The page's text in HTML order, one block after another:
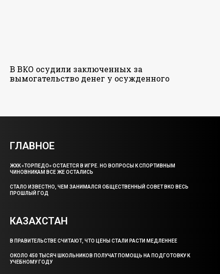
В ВКО осудили заключенных за
вымогательство денег у осужденного
ГЛАВНОЕ
ЖХК «ТОРПЕДО» ОСТАЕТСЯ В ИГРЕ. НО ВОПРОСЫ К СПОРТИВНЫМ
ЧИНОВНИКАМ ВСЕ ЖЕ ОСТАЛИСЬ
СТАЛО ИЗВЕСТНО, ЧЕМ ЗАНИМАЛСЯ ОБЩЕСТВЕННЫЙ СОВЕТ ВКО ВЕСЬ
ПРОШЛЫЙ ГОД
КАЗАХСТАН
В ПРАВИТЕЛЬСТВЕ СЧИТАЮТ, ЧТО ЦЕНЫ СТАЛИ РАСТИ МЕДЛЕННЕЕ
ОКОЛО 450 ТЫСЯЧ ШКОЛЬНИКОВ ПОЛУЧАТ ПОМОЩЬ НА ПОДГОТОВКУ К
УЧЕБНОМУ ГОДУ